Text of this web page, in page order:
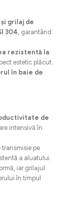
grilaj de
304, garantând
rezistentă la
estetic plăcut.
în baie de
de
intensivă în
pe
a aluatului.
iar grilajul
în timpul